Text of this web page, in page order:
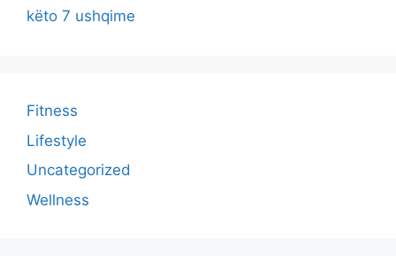
këto 7 ushqime
Fitness
Lifestyle
Uncategorized
Wellness